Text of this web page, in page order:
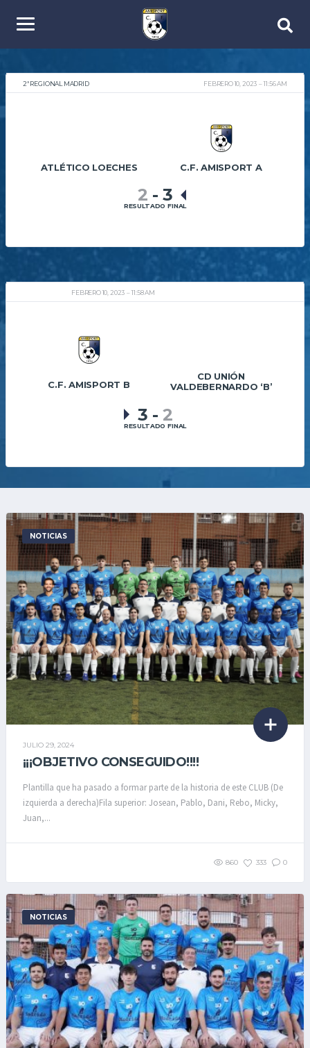
2ª REGIONAL MADRID FEBRERO 10, 2023 11:56 AM
ATLÉTICO LOECHES C.F. AMISPORT A
2 - 3
RESULTADO FINAL
FEBRERO 10, 2023 11:58 AM
C.F. AMISPORT B
CD UNIÓN
VALDEBERNARDO ‘B’
3 - 2
RESULTADO FINAL
NOTICIAS
JULIO 29, 2024
¡¡¡OBJETIVO CONSEGUIDO!!!!
Plantilla que ha pasado a formar parte de la historia de este CLUB (De
izquierda a derecha)Fila superior: Josean, Pablo, Dani, Rebo, Micky,
Juan,...
860 333 0
NOTICIAS